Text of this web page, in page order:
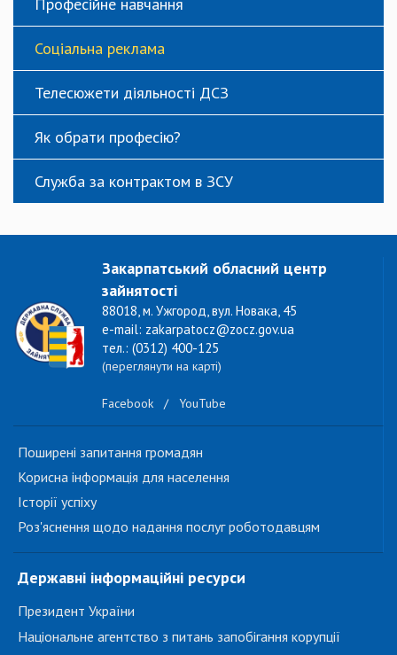
Соціальна реклама
Телесюжети діяльності ДСЗ
Як обрати професію?
Служба за контрактом в ЗСУ
Закарпатський обласний центр
зайнятості
88018, м. Ужгород, вул. Новака, 45
e-mail: zakarpatocz@zocz.gov.ua
тел.: (0312) 400-125
(переглянути на карті)
Facebook / YouTube
Поширені запитання громадян
Корисна інформація для населення
Історії успіху
Роз'яснення щодо надання послуг роботодавцям
Державні інформаційні ресурси
Президент України
Національне агентство з питань запобігання корупції